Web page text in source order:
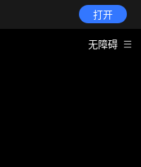
打开
无障碍